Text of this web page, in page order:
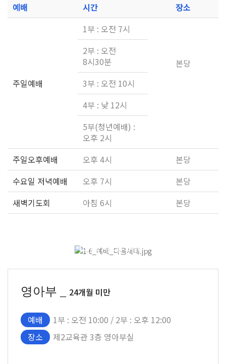
예배 시간 장소
주일예배
1부 : 오전 7시
본당
2부 : 오전
8시30분
3부 : 오전 10시
4부 : 낮 12시
5부(청년예배) :
오후 2시
주일오후예배
오후 4시
본당
수요일 저녁예배
오후 7시
본당
새벽기도회
아침 6시 본당
다음세대 예배
영아부 _ 24개월 미만
예배
1부 : 오전 10:00 / 2부 : 오후 12:00
장소
제2교육관 3층 영아부실